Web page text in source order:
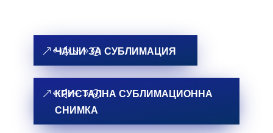
ЧАШИ ЗА СУБЛИМАЦИЯ
КРИСТАЛНА СУБЛИМАЦИОННА
СНИМКА